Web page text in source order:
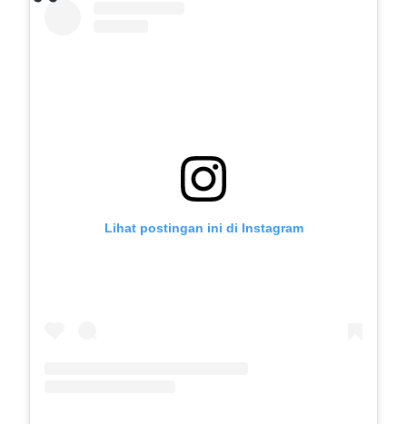
Lihat postingan ini di Instagram